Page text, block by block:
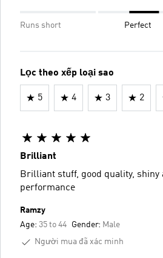
Runs short Perfect
Lọc theo xếp loại sao
5 4 3 2
Brilliant
Brilliant stuff, good quality, shiny
performance
Ramzy
Age: 35 to 44 Gender: Male
Người mua đã xác minh